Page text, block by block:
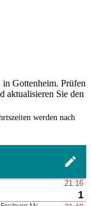
Gottenheim. Prüfen
aktualisieren Sie den
werden nach